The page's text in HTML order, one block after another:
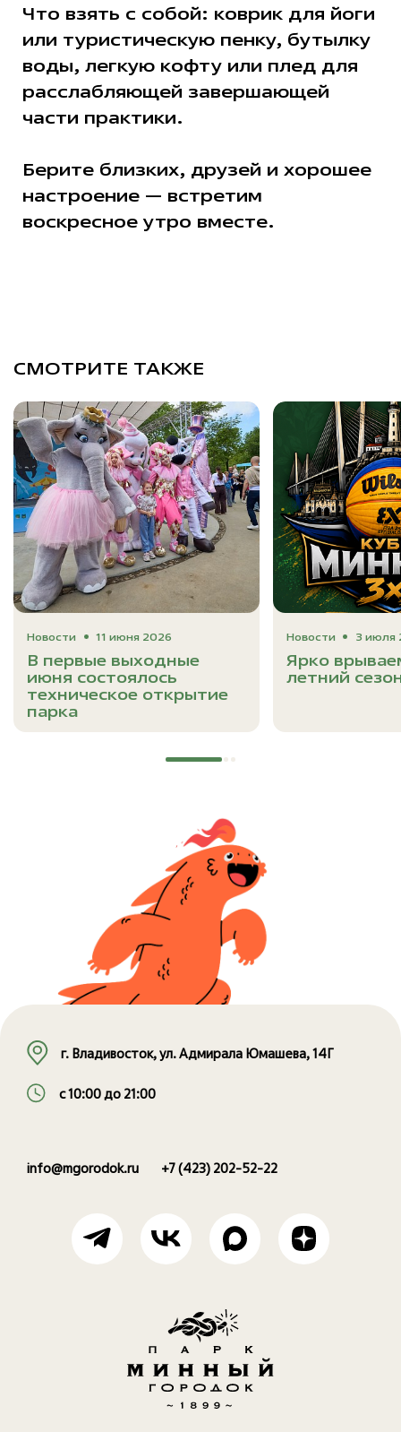
Что взять с собой: коврик для йоги
или туристическую пенку, бутылку
воды, легкую кофту или плед для
расслабляющей завершающей
части практики.
Берите близких, друзей и хорошее
настроение — встретим
воскресное утро вместе.
СМОТРИТЕ ТАКЖЕ
Новости 11 июня 2026
В первые выходные
июня состоялось
техническое открытие
парка
Новости 3 июля
Ярко
летний
г. Владивосток, ул. Адмирала Юмашева, 14Г
с 10:00 до 21:00
info@mgorodok.ru +7 (423) 202-52-22